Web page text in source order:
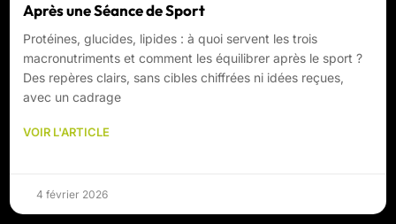
Après une Séance de Sport
Protéines, glucides, lipides : à quoi servent les trois
macronutriments et comment les équilibrer après le sport ?
Des repères clairs, sans cibles chiffrées ni idées reçues,
avec un cadrage
VOIR L'ARTICLE
4 février 2026